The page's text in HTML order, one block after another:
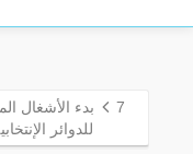
7
بدء الأشغال
للدوائر